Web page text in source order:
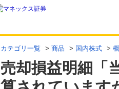
カテゴリ一覧 > 商品 > 国内株式 >
売却損益明細「